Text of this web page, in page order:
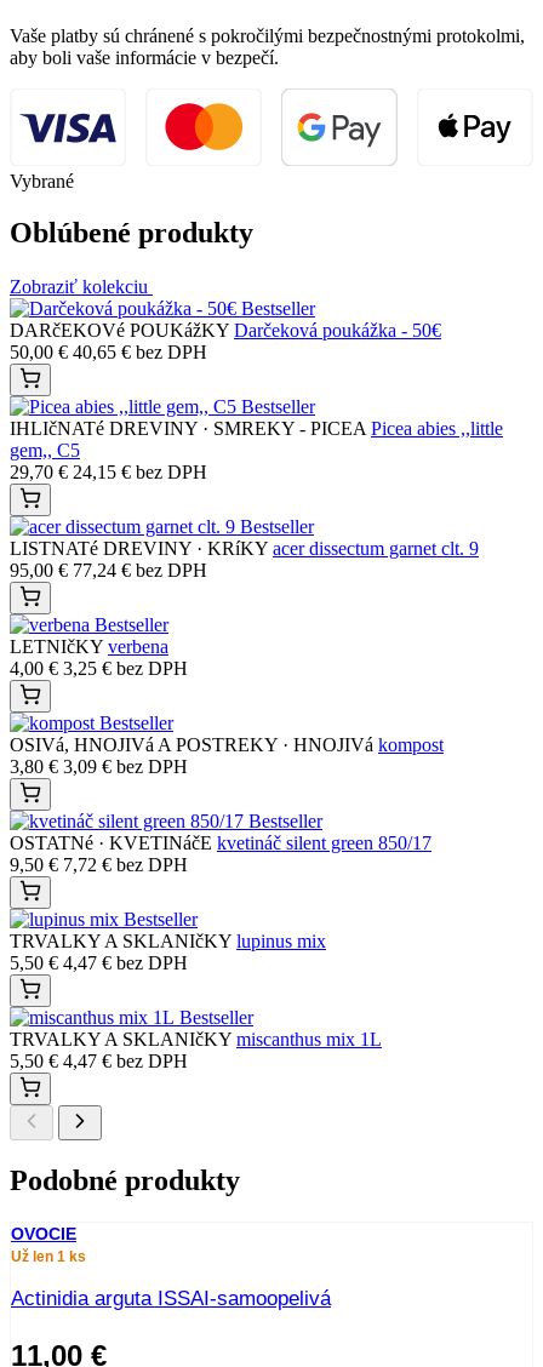
Vaše platby sú chránené s pokročilými bezpečnostnými protokolmi,
aby boli vaše informácie v bezpečí.
Vybrané
Oblúbené produkty
Zobraziť kolekciu
Bestseller
DARčEKOVé POUKážKY Darčeková poukážka - 50€
50,00 € 40,65 € bez DPH
Bestseller
IHLIčNATé DREVINY · SMREKY - PICEA Picea abies ,,little
gem,, C5
29,70 € 24,15 € bez DPH
Bestseller
LISTNATé DREVINY · KRíKY acer dissectum garnet clt. 9
95,00 € 77,24 € bez DPH
Bestseller
LETNIčKY verbena
4,00 € 3,25 € bez DPH
Bestseller
OSIVá, HNOJIVá A POSTREKY · HNOJIVá kompost
3,80 € 3,09 € bez DPH
Bestseller
OSTATNé · KVETINáčE kvetináč silent green 850/17
9,50 € 7,72 € bez DPH
Bestseller
TRVALKY A SKLANIčKY lupinus mix
5,50 € 4,47 € bez DPH
Bestseller
TRVALKY A SKLANIčKY miscanthus mix 1L
5,50 € 4,47 € bez DPH
Podobné produkty
OVOCIE
Už len 1 ks
Actinidia arguta ISSAI-samoopelivá
11,00 €